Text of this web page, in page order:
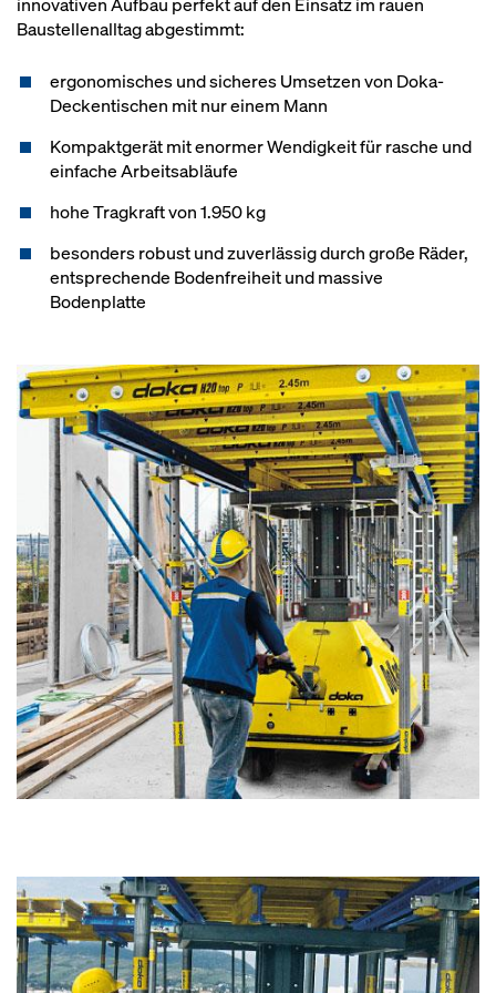
innovativen Aufbau perfekt auf den Einsatz im rauen
Baustellenalltag abgestimmt:
ergonomisches und sicheres Umsetzen von Doka-
Deckentischen mit nur einem Mann
Kompaktgerät mit enormer Wendigkeit für rasche und
einfache Arbeitsabläufe
hohe Tragkraft von 1.950 kg
besonders robust und zuverlässig durch große Räder,
entsprechende Bodenfreiheit und massive
Bodenplatte